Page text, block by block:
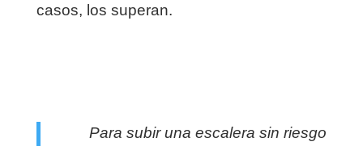
casos, los superan.
Para subir una escalera sin riesgo